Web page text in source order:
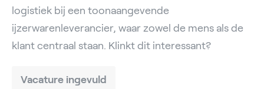
logistiek bij een toonaangevende
ijzerwarenleverancier, waar zowel de mens als de
klant centraal staan. Klinkt dit interessant?
Vacature ingevuld